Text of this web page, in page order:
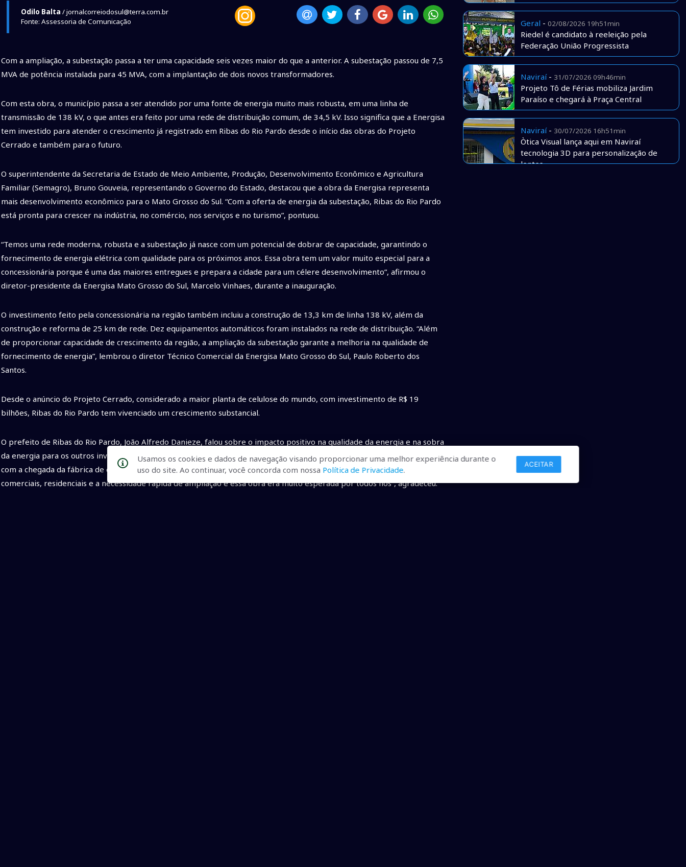
Odilo Balta / jornalcorreiodosul@terra.com.br
Fonte: Assessoria de Comunicação
Com a ampliação, a subestação passa a ter uma capacidade seis vezes maior do que a anterior. A subestação passou de 7,5
MVA de potência instalada para 45 MVA, com a implantação de dois novos transformadores.
Com esta obra, o município passa a ser atendido por uma fonte de energia muito mais robusta, em uma linha de
transmissão de 138 kV, o que antes era feito por uma rede de distribuição comum, de 34,5 kV. Isso significa que a Energisa
tem investido para atender o crescimento já registrado em Ribas do Rio Pardo desde o início das obras do Projeto
Cerrado e também para o futuro.
O superintendente da Secretaria de Estado de Meio Ambiente, Produção, Desenvolvimento Econômico e Agricultura
Familiar (Semagro), Bruno Gouveia, representando o Governo do Estado, destacou que a obra da Energisa representa
mais desenvolvimento econômico para o Mato Grosso do Sul. “Com a oferta de energia da subestação, Ribas do Rio Pardo
está pronta para crescer na indústria, no comércio, nos serviços e no turismo”, pontuou.
“Temos uma rede moderna, robusta e a subestação já nasce com um potencial de dobrar de capacidade, garantindo o
fornecimento de energia elétrica com qualidade para os próximos anos. Essa obra tem um valor muito especial para a
concessionária porque é uma das maiores entregues e prepara a cidade para um célere desenvolvimento”, afirmou o
diretor-presidente da Energisa Mato Grosso do Sul, Marcelo Vinhaes, durante a inauguração.
O investimento feito pela concessionária na região também incluiu a construção de 13,3 km de linha 138 kV, além da
construção e reforma de 25 km de rede. Dez equipamentos automáticos foram instalados na rede de distribuição. “Além
de proporcionar capacidade de crescimento da região, a ampliação da subestação garante a melhoria na qualidade de
fornecimento de energia”, lembrou o diretor Técnico Comercial da Energisa Mato Grosso do Sul, Paulo Roberto dos
Santos.
Desde o anúncio do Projeto Cerrado, considerado a maior planta de celulose do mundo, com investimento de R$ 19
bilhões, Ribas do Rio Pardo tem vivenciado um crescimento substancial.
O prefeito de Ribas do Rio Pardo, João Alfredo Danieze, falou sobre o impacto positivo na qualidade da energia e na sobra
da energia para os outros investimentos que estão surgindo no município. “A Energisa percebeu a nova demanda local
com a chegada da fábrica de celulose; essa nova Ribas renascendo com a quantidade de novas construções sejam
comerciais, residenciais e a necessidade rápida de ampliação e essa obra era muito esperada por todos nós”, agradeceu.
Geral - 02/08/2026 19h51min
Riedel é candidato à reeleição pela
Federação União Progressista
Naviraí- 31/07/2026 09h46min
Projeto Tô de Férias mobiliza Jardim
Paraíso e chegará à Praça Central
Naviraí- 30/07/2026 16h51min
Òtica Visual lança aqui em Naviraí
tecnologia 3D para personalização de
lentes
Usamos os cookies e dados de navegação visando proporcionar uma melhor experiência durante o
uso do site. Ao continuar, você concorda com nossa Política de Privacidade.
ACEITAR